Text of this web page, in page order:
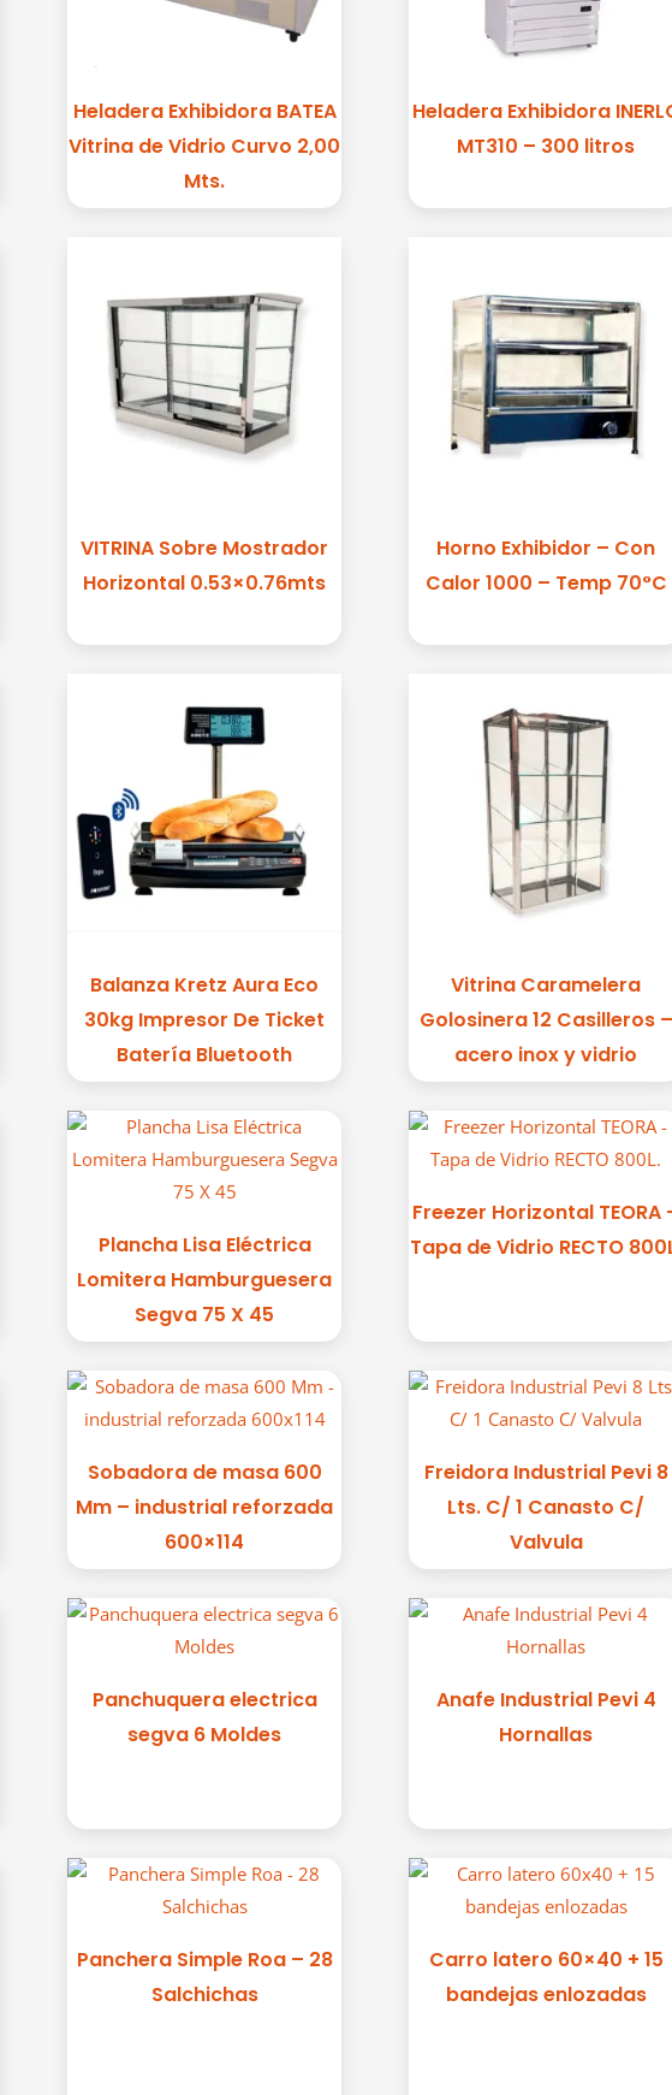
Heladera Exhibidora BATEA
Vitrina de Vidrio Curvo 2,00
Mts.
Heladera Exhibidora
MT310 – 300 litros
VITRINA Sobre Mostrador
Horizontal 0.53×0.76mts
Horno Exhibidor – Con
Calor 1000 – Temp 70°C
Balanza Kretz Aura Eco
30kg Impresor De Ticket
Batería Bluetooth
Vitrina Caramelera
Golosinera 12 Casilleros –
acero inox y vidrio
Plancha Lisa Eléctrica
Lomitera Hamburguesera
Segva 75 X 45
Freezer Horizontal TEORA
Tapa de Vidrio RECTO
Sobadora de masa 600
Mm – industrial reforzada
600×114
Freidora Industrial Pevi 8
Lts. C/ 1 Canasto C/
Valvula
Panchuquera electrica
segva 6 Moldes
Anafe Industrial Pevi 4
Hornallas
Panchera Simple Roa – 28
Salchichas
Carro latero 60×40 + 15
bandejas enlozadas